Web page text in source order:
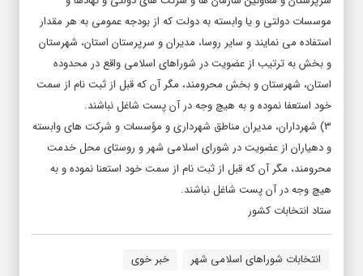
موسسات دولتی و یا وابسته به دولت که از بودجه عمومی به هر مقدار
استفاده می نمایند و سایر روسا، مدیران و سرپرستان استان، شهرستان
و بخش به ترتیب از عضویت در شوراهای اسلامی واقع در محدوده
استان، شهرستان و بخش محرومند، مگر آن که قبل از ثبت نام از سمت
خود استعفا نموده و به هیچ وجه در آن پست شاغل نباشند.
۳) شهرداران، مدیران مناطق شهرداری و مؤسسات و شرکت های وابسته
و دهیاران از عضویت در شورای اسلامی شهر و روستای محل خدمت
محرومند، مگر آن که قبل از ثبت نام از سمت خود استعنا نموده و به
هیچ وجه در آن پست شاغل نباشند.
ستاد انتخابات کشور
انتخابات شوراهای اسلامی شهر خبر خوی